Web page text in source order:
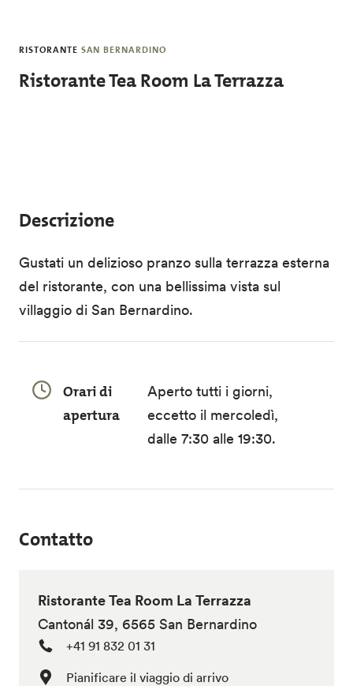
RISTORANTE SAN BERNARDINO
Ristorante Tea Room La Terrazza
Descrizione
Gustati un delizioso pranzo sulla terrazza esterna
del ristorante, con una bellissima vista sul
villaggio di San Bernardino.
Orari di
apertura
Aperto tutti i giorni,
eccetto il mercoledì,
dalle 7:30 alle 19:30.
Contatto
Ristorante Tea Room La Terrazza
Cantonál 39, 6565 San Bernardino
+41 91 832 01 31
Pianificare il viaggio di arrivo